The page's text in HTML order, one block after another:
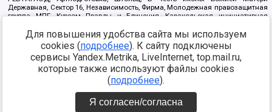
Державная, Сектор 16, Независимость, Фирма, Молодежная правозащитная
группа МПГ, Курсом Правды и Единения, Каракольская инициативная
Благотворительный пансионат Ак Умут, Русская республика Русь,
Арестантское уголовное единство, Башкорт, Нация и свобода, W.H.С., Фалунь
Дафа, Иртыш Ultras, Русский Патриотический клуб-Новокузнецк/РПК,
Сибирский державный союз, Фонд борьбы с коррупцией, Фонд защиты прав
граждан, Штабы Навального, Совет граждан СССР Прикубанского округа г.
https://minjust.gov.ru/ru/documents/7822/
Для повышения удобства сайта мы используем
cookies (подробнее). К сайту подключены
сервисы Yandex.Metrika, LiveInternet, top.mail.ru,
которые также используют файлы cookies
(подробнее).
Я согласен/согласна